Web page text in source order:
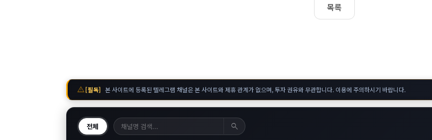
목록
warning[필독] 본 사이트에 등록된 텔레그램 채널은 본 사이트와 제휴 관계가 없으며, 투자 권유와 무관합니다. 이용에 주의하시기 바랍니다.
전체 search